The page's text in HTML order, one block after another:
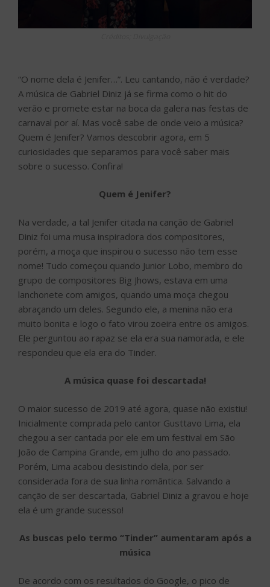
“O nome dela é Jenifer…”. Leu cantando, não é verdade?
A música de Gabriel Diniz já se firma como o hit do
verão e promete estar na boca da galera nas festas de
carnaval por aí. Mas você sabe de onde veio a música?
Quem é Jenifer? Vamos descobrir agora, em 5
curiosidades que separamos para você saber mais
sobre o sucesso. Confira!
Quem é Jenifer?
Na verdade, a tal Jenifer citada na canção de Gabriel
Diniz foi uma musa inspiradora dos compositores,
porém, a moça que inspirou o sucesso não tem esse
nome! Tudo começou quando Junior Lobo, membro do
grupo de compositores Big Jhows, estava em uma
lanchonete com amigos, quando uma moça chegou
abraçando um deles. Segundo ele, a menina não era
muito bonita e logo o fato virou zoeira entre os amigos.
Ele perguntou ao rapaz se ela era sua namorada, e ele
respondeu que ela era do Tinder.
A música quase foi descartada!
O maior sucesso de 2019 até agora, quase não existiu!
Inicialmente comprada pelo cantor Gusttavo Lima, ela
chegou a ser cantada por ele em um festival em São
João de Campina Grande, em julho do ano passado.
Porém, Lima acabou desistindo dela, por ser
considerada fora de sua linha romântica. Salvando a
canção de ser descartada, Gabriel Diniz a gravou e hoje
ela é um grande sucesso!
As buscas pelo termo “Tinder” aumentaram após a
música
De acordo com os resultados do Google, o pico de